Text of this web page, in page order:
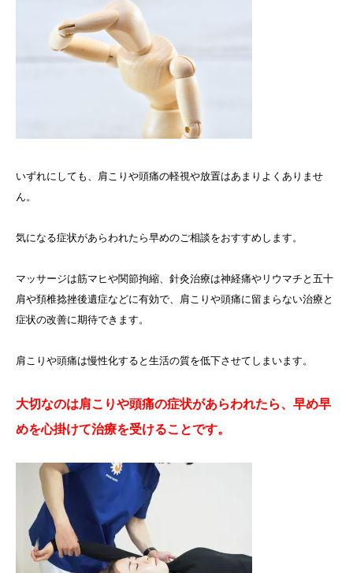
いずれにしても、肩こりや頭痛の軽視や放置はあまりよくありませ
ん。
気になる症状があらわれたら早めのご相談をおすすめします。
マッサージは筋マヒや関節拘縮、針灸治療は神経痛やリウマチと五十
肩や頚椎捻挫後遺症などに有効で、肩こりや頭痛に留まらない治療と
症状の改善に期待できます。
肩こりや頭痛は慢性化すると生活の質を低下させてしまいます。
大切なのは肩こりや頭痛の症状があらわれたら、早め早
めを心掛けて治療を受けることです。